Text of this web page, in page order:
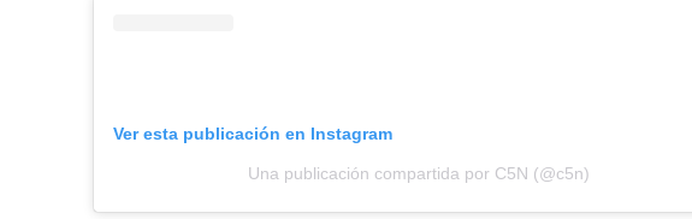
Ver esta publicación en Instagram
Una publicación compartida por C5N (@c5n)